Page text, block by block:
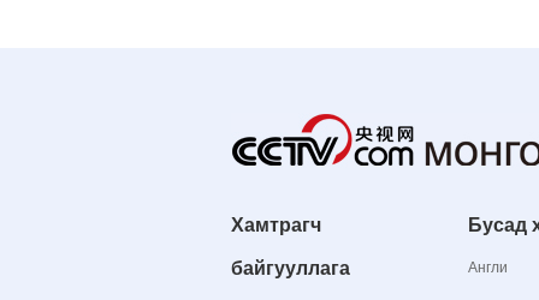
Хамтрагч
байгууллага
Бусад
Англи